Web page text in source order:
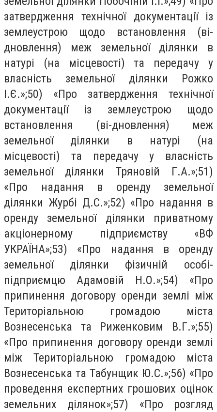
затвердження технічної документації із
землеустрою щодо встановлення (ві-
дновлення) меж земельної ділянки в
натурі (на місцевості) та передачу у
власність земельної ділянки Рожко
І.Є.»;50) «Про затвердження технічної
документації із землеустрою щодо
встановлення (ві-дновлення) меж
земельної ділянки в натурі (на
місцевості) та передачу у власність
земельної ділянки Тряновій Г.А.»;51)
«Про надання в оренду земельної
ділянки Журбі Д.С.»;52) «Про надання в
оренду земельної ділянки приватному
акціонерному підприємству «ВФ
УКРАЇНА»;53) «Про надання в оренду
земельної ділянки фізичній особі-
підприємцю Адамовій Н.О.»;54) «Про
припинення договору оренди землі між
Територіальною громадою міста
Вознесенська та Риженковим В.Г.»;55)
«Про припинення договору оренди землі
між Територіальною громадою міста
Вознесенська та Табунщик Ю.С.»;56) «Про
проведення експертних грошових оцінок
земельних ділянок»;57) «Про розгляд